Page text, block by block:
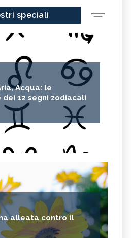
speciali
Acqua: le
12 segni zodiacali
alleata contro il